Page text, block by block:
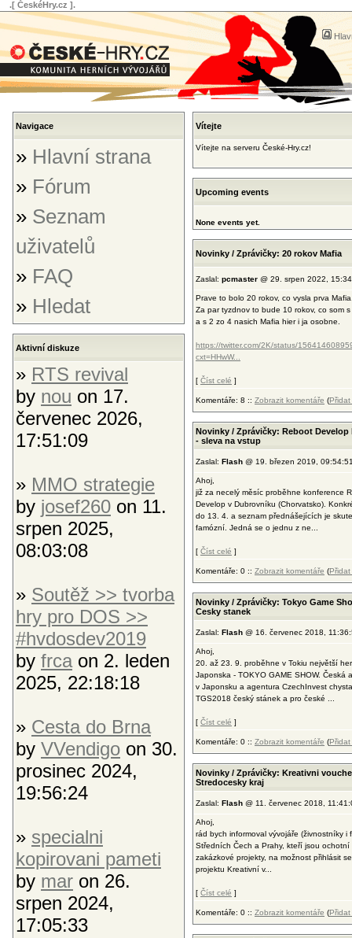
.[ ČeskéHry.cz ].
Navigace
» Hlavní strana
» Fórum
» Seznam
uživatelů
» FAQ
» Hledat
Aktivní diskuze
» RTS revival
by nou on 17.
červenec 2026,
17:51:09
» MMO strategie
by josef260 on 11.
srpen 2025,
08:03:08
» Soutěž >> tvorba
hry pro DOS >>
#hvdosdev2019
by frca on 2. leden
2025, 22:18:18
» Cesta do Brna
by VVendigo on 30.
prosinec 2024,
19:56:24
» specialni
kopirovani pameti
by mar on 26.
srpen 2024,
17:05:33
Vítejte
Vítejte na serveru České-Hry.cz!
Upcoming events
None events yet.
Novinky / Zprávičky: 20 rokov Mafia
Zaslal: pcmaster @ 29. srpen 2022,
Prave to bolo 20 rokov, co vysla prva
Za par tyzdnov to bude 10 rokov, co som
a s 2 zo 4 nasich Mafia hier i ja osobne.
https://twitter.com/2K/status/
cxt=HHwW...
[ Číst celé ]
Komentáře: 8 :: Zobrazit komentáře (Přidat
Novinky / Zprávičky: Reboot Develop
- sleva na vstup
Zaslal: Flash @ 19. březen 2019,
Ahoj,
již za necelý měsíc proběhne konference
Develop v Dubrovníku (Chorvatsko).
do 13. 4. a seznam přednášejících je
famózní. Jedná se o jednu z ne...
[ Číst celé ]
Komentáře: 0 :: Zobrazit komentáře (Přidat
Novinky / Zprávičky: Tokyo Game
Cesky stanek
Zaslal: Flash @ 16. červenec 2018,
Ahoj,
20. až 23. 9. proběhne v Tokiu největší
Japonska - TOKYO GAME SHOW. Česká
v Japonsku a agentura CzechInvest
TGS2018 český stánek a pro české ...
[ Číst celé ]
Komentáře: 0 :: Zobrazit komentáře (Přidat
Novinky / Zprávičky: Kreativni
Stredocesky kraj
Zaslal: Flash @ 11. červenec 2018,
Ahoj,
rád bych informoval vývojáře (živnostníky i
Středních Čech a Prahy, kteří jsou ochotní
zakázkové projekty, na možnost přihlásit
projektu Kreativní v...
[ Číst celé ]
Komentáře: 0 :: Zobrazit komentáře (Přidat